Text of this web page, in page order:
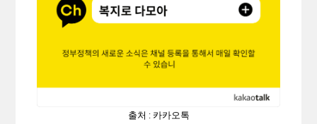
출처 : 카카오톡